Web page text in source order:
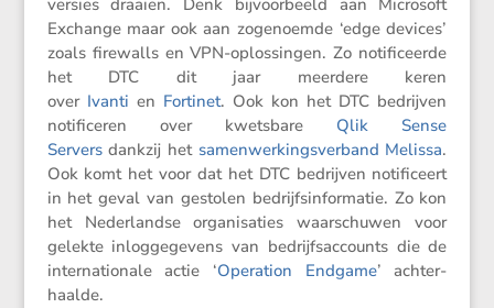
versies draaien. Denk bijvoor­beeld aan Micro­soft
Exchange maar ook aan zogenoemde ‘edge devices’
zoals firewalls en VPN-oplos­singen. Zo notifi­ceerde
het DTC dit jaar meerdere keren
over Ivanti en Fortinet. Ook kon het DTC bedrijven
notifi­ceren over kwets­bare Qlik Sense
Serversdankzij het samen­wer­kings­ver­band Melissa.
Ook komt het voor dat het DTC bedrijven notifi­ceert
in het geval van gestolen bedrijfs­in­for­matie. Zo kon
het Neder­landse organi­sa­ties waarschuwen voor
gelekte inlog­ge­ge­vens van bedrijfs­ac­counts die de
inter­na­ti­o­nale actie ‘Opera­tion Endgame’ achter­
haalde.